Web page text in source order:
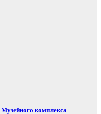
комплекса